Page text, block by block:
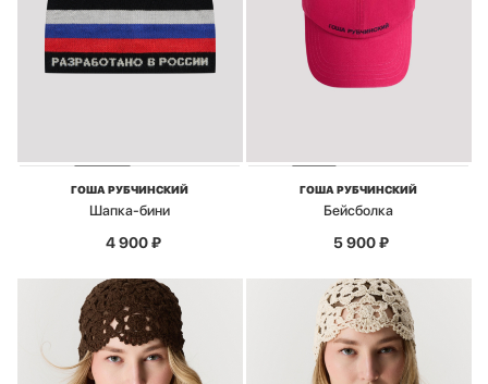
ГОША РУБЧИНСКИЙ
Шапка-бини
4 900₽
ГОША РУБЧИНСКИЙ
Бейсболка
5 900₽